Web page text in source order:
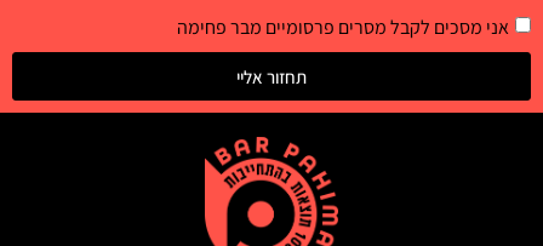
אני מסכים לקבל מסרים פרסומיים מבר פחימה
תחזור אליי